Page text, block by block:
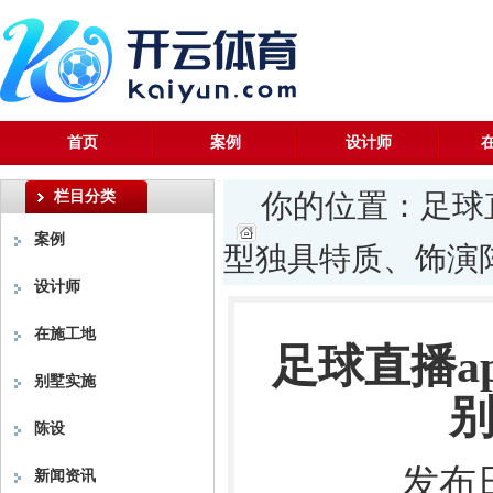
首页 案例 设计师
栏目分类
案例
设计师
在施工地
别墅实施
陈设
新闻资讯
你的位置： 足
型独具特质、饰演
足球直播
发布